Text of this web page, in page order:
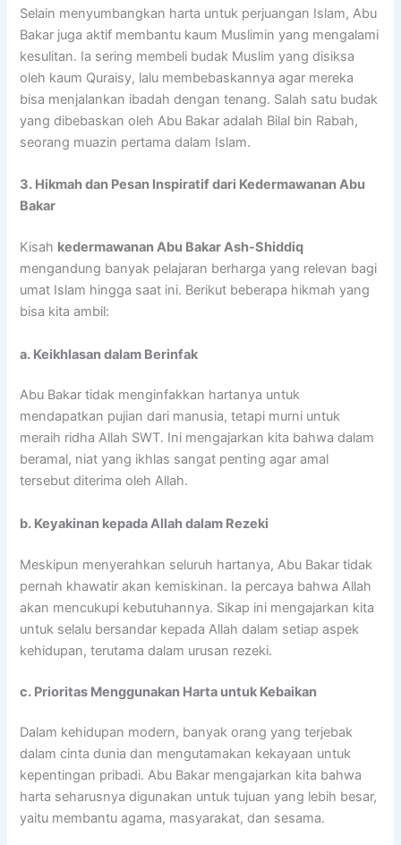
Selain menyumbangkan harta untuk perjuangan Islam, Abu
Bakar juga aktif membantu kaum Muslimin yang mengalami
kesulitan. Ia sering membeli budak Muslim yang disiksa
oleh kaum Quraisy, lalu membebaskannya agar mereka
bisa menjalankan ibadah dengan tenang. Salah satu budak
yang dibebaskan oleh Abu Bakar adalah Bilal bin Rabah,
seorang muazin pertama dalam Islam.
3. Hikmah dan Pesan Inspiratif dari Kedermawanan Abu
Bakar
Kisah kedermawanan Abu Bakar Ash-Shiddiq
mengandung banyak pelajaran berharga yang relevan bagi
umat Islam hingga saat ini. Berikut beberapa hikmah yang
bisa kita ambil:
a. Keikhlasan dalam Berinfak
Abu Bakar tidak menginfakkan hartanya untuk
mendapatkan pujian dari manusia, tetapi murni untuk
meraih ridha Allah SWT. Ini mengajarkan kita bahwa dalam
beramal, niat yang ikhlas sangat penting agar amal
tersebut diterima oleh Allah.
b. Keyakinan kepada Allah dalam Rezeki
Meskipun menyerahkan seluruh hartanya, Abu Bakar tidak
pernah khawatir akan kemiskinan. Ia percaya bahwa Allah
akan mencukupi kebutuhannya. Sikap ini mengajarkan kita
untuk selalu bersandar kepada Allah dalam setiap aspek
kehidupan, terutama dalam urusan rezeki.
c. Prioritas Menggunakan Harta untuk Kebaikan
Dalam kehidupan modern, banyak orang yang terjebak
dalam cinta dunia dan mengutamakan kekayaan untuk
kepentingan pribadi. Abu Bakar mengajarkan kita bahwa
harta seharusnya digunakan untuk tujuan yang lebih besar,
yaitu membantu agama, masyarakat, dan sesama.